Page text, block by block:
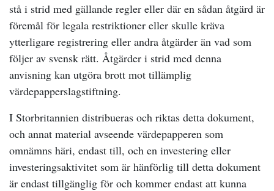
stå i strid med gällande regler eller där en sådan åtgärd är
föremål för legala restriktioner eller skulle kräva
ytterligare registrering eller andra åtgärder än vad som
följer av svensk rätt. Åtgärder i strid med denna
anvisning kan utgöra brott mot tillämplig
värdepapperslagstiftning.
I Storbritannien distribueras och riktas detta dokument,
och annat material avseende värdepapperen som
omnämns häri, endast till, och en investering eller
investeringsaktivitet som är hänförlig till detta dokument
är endast tillgänglig för och kommer endast att kunna